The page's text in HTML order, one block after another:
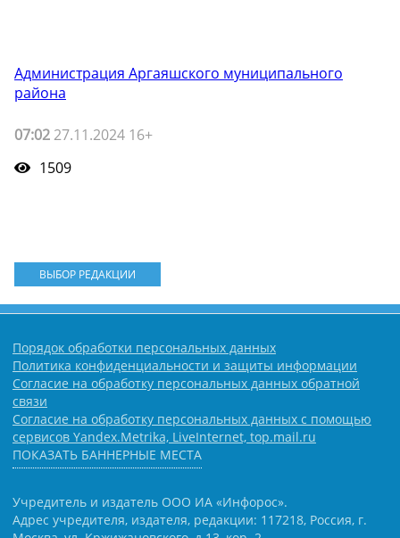
Администрация Аргаяшского муниципального
района
07:02 27.11.2024 16+
1509
ВЫБОР РЕДАКЦИИ
Порядок обработки персональных данных
Политика конфиденциальности и защиты информации
Согласие на обработку персональных данных обратной
связи
Согласие на обработку персональных данных с помощью
сервисов Yandex.Metrika, LiveInternet, top.mail.ru
ПОКАЗАТЬ БАННЕРНЫЕ МЕСТА
Учредитель и издатель ООО ИА «Инфорос».
Адрес учредителя, издателя, редакции: 117218, Россия, г.